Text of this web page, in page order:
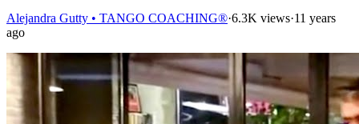
Alejandra Gutty • TANGO COACHING®·6.3K views·11 years
ago